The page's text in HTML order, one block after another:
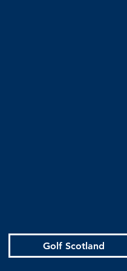
Golf Scotland